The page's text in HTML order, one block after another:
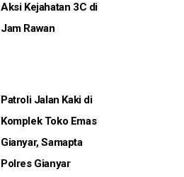
Aksi Kejahatan 3C di
Jam Rawan
Patroli Jalan Kaki di
Komplek Toko Emas
Gianyar, Samapta
Polres Gianyar